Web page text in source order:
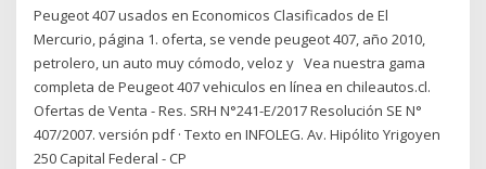
Peugeot 407 usados en Economicos Clasificados de El
Mercurio, página 1. oferta, se vende peugeot 407, año 2010,
petrolero, un auto muy cómodo, veloz y Vea nuestra gama
completa de Peugeot 407 vehiculos en línea en chileautos.cl.
Ofertas de Venta - Res. SRH N°241-E/2017 Resolución SE N°
407/2007. versión pdf · Texto en INFOLEG. Av. Hipólito Yrigoyen
250 Capital Federal - CP